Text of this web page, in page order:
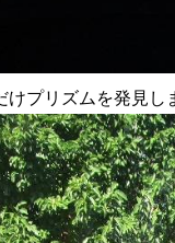
プリズムを発見し